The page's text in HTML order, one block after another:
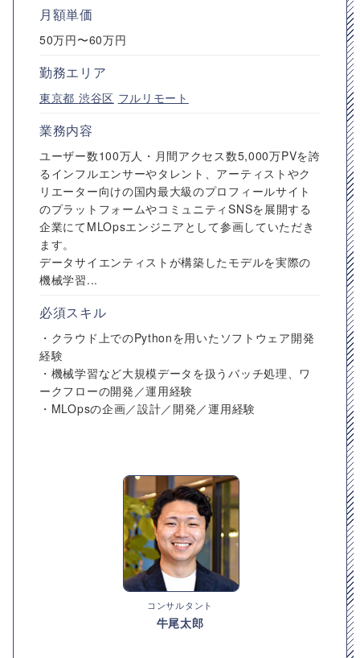
月額単価
50万円〜60万円
勤務エリア
東京都 渋谷区 フルリモート
業務内容
ユーザー数100万人・月間アクセス数5,000万PVを誇
るインフルエンサーやタレント、アーティストやク
リエーター向けの国内最大級のプロフィールサイト
のプラットフォームやコミュニティSNSを展開する
企業にてMLOpsエンジニアとして参画していただき
ます。
データサイエンティストが構築したモデルを実際の
機械学習...
必須スキル
・クラウド上でのPythonを用いたソフトウェア開発
経験
・機械学習など大規模データを扱うバッチ処理、ワ
ークフローの開発／運用経験
・MLOpsの企画／設計／開発／運用経験
コンサルタント
牛尾太郎